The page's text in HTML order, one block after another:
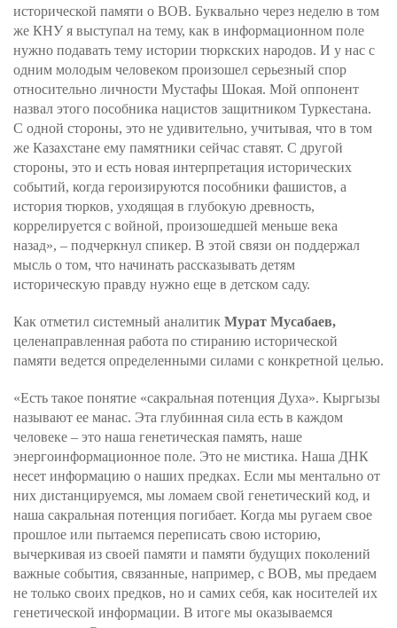
исторической памяти о ВОВ. Буквально через неделю в том
же КНУ я выступал на тему, как в информационном поле
нужно подавать тему истории тюркских народов. И у нас с
одним молодым человеком произошел серьезный спор
относительно личности Мустафы Шокая. Мой оппонент
назвал этого пособника нацистов защитником Туркестана.
С одной стороны, это не удивительно, учитывая, что в том
же Казахстане ему памятники сейчас ставят. С другой
стороны, это и есть новая интерпретация исторических
событий, когда героизируются пособники фашистов, а
история тюрков, уходящая в глубокую древность,
коррелируется с войной, произошедшей меньше века
назад», – подчеркнул спикер. В этой связи он поддержал
мысль о том, что начинать рассказывать детям
историческую правду нужно еще в детском саду.
Как отметил системный аналитик Мурат Мусабаев,
целенаправленная работа по стиранию исторической
памяти ведется определенными силами с конкретной целью.
«Есть такое понятие «сакральная потенция Духа». Кыргызы
называют ее манас. Эта глубинная сила есть в каждом
человеке – это наша генетическая память, наше
энергоинформационное поле. Это не мистика. Наша ДНК
несет информацию о наших предках. Если мы ментально от
них дистанцируемся, мы ломаем свой генетический код, и
наша сакральная потенция погибает. Когда мы ругаем свое
прошлое или пытаемся переписать свою историю,
вычеркивая из своей памяти и памяти будущих поколений
важные события, связанные, например, с ВОВ, мы предаем
не только своих предков, но и самих себя, как носителей их
генетической информации. В итоге мы оказываемся